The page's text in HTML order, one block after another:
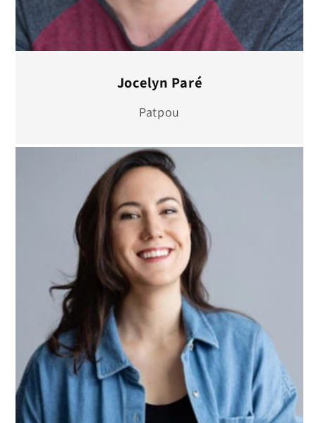
Jocelyn Paré
Patpou